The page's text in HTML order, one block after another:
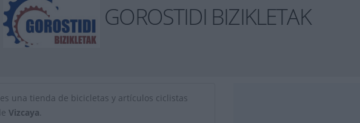
GOROSTIDI BIZIKLETAK
es una tienda de bicicletas y artículos ciclistas
Vizcaya